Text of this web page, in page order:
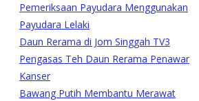
Pemeriksaan Payudara Menggunakan
Payudara Lelaki
Daun Rerama di Jom Singgah TV3
Pengasas Teh Daun Rerama Penawar
Kanser
Bawang Putih Membantu Merawat